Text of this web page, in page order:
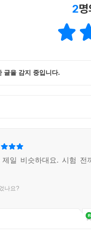
2
글을 감지 중입니다.
일 비슷하대요. 시험 전
나요?